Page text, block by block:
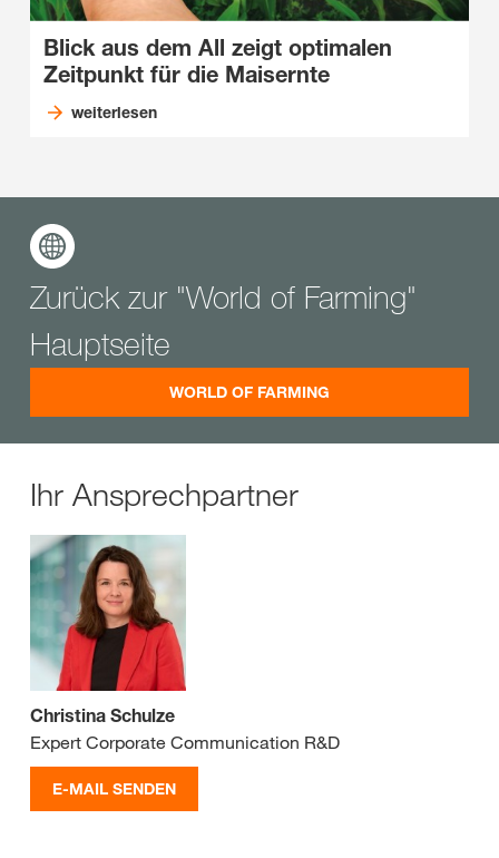
Blick aus dem All zeigt optimalen
Zeitpunkt für die Maisernte
weiterlesen
Zurück zur "World of Farming"
Hauptseite
WORLD OF FARMING
Ihr Ansprechpartner
Christina Schulze
Expert Corporate Communication R&D
E-MAIL SENDEN